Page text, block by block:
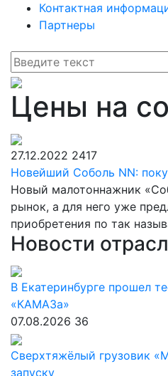
Контактная
Партнеры
Цены на
27.12.2022 2417
Новейший Соболь NN:
Новый малотоннажник
рынок, а для него уже
приобретения по так
Новости
В Екатеринбурге прошел
«КАМАЗа»
07.08.2026 36
Сверхтяжёлый грузовик
запуску